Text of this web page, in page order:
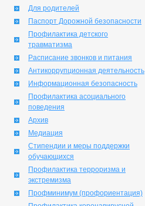
Для родителей
Паспорт Дорожной безопасности
Профилактика детского
травматизма
Расписание звонков и питания
Антикоррупционная деятельность
Информационная безопасность
Профилактика асоциального
поведения
Архив
Медиация
Стипендии и меры поддержки
обучающихся
Профилактика терроризма и
экстремизма
Профминимум (профориентация)